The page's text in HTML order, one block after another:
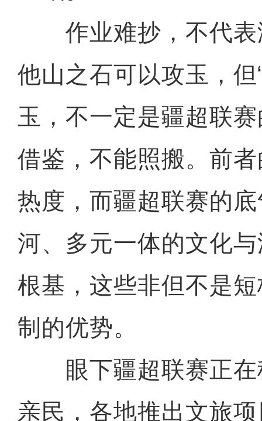
作业难抄，不代表
他山之石可以攻玉，但
玉，不一定是疆超联
借鉴，不能照搬。前
热度，而疆超联赛的
河、多元一体的文化
根基，这些非但不是
制的优势。
眼下疆超联赛正在
亲民，各地推出文旅